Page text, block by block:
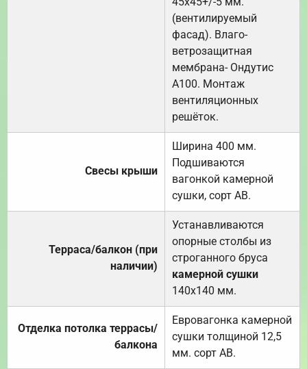
(вентилируемый
фасад). Влаго-
ветрозащитная
мембрана- Ондутис
А100. Монтаж
вентиляционных
решёток.
Свесы крыши
Ширина 400 мм.
Подшиваются
вагонкой камерной
сушки, сорт АВ.
Терраса/балкон (при
наличии)
Устанавливаются
опорные столбы из
строганного бруса
камерной сушки
140х140 мм.
Отделка потолка террасы/
балкона
Евровагонка камерной
сушки толщиной 12,5
мм. сорт АВ.